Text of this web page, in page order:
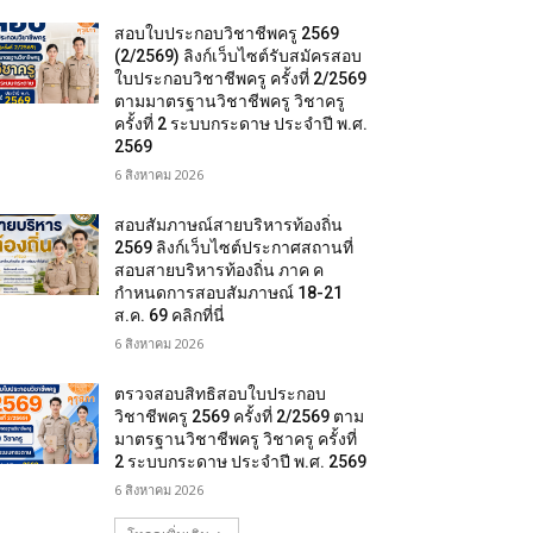
สอบใบประกอบวิชาชีพครู 2569
(2/2569) ลิงก์เว็บไซต์รับสมัครสอบ
ใบประกอบวิชาชีพครู ครั้งที่ 2/2569
ตามมาตรฐานวิชาชีพครู วิชาครู
ครั้งที่ 2 ระบบกระดาษ ประจำปี พ.ศ.
2569
6 สิงหาคม 2026
สอบสัมภาษณ์สายบริหารท้องถิ่น
2569 ลิงก์เว็บไซต์ประกาศสถานที่
สอบสายบริหารท้องถิ่น ภาค ค
กำหนดการสอบสัมภาษณ์ 18-21
ส.ค. 69 คลิกที่นี่
6 สิงหาคม 2026
ตรวจสอบสิทธิสอบใบประกอบ
วิชาชีพครู 2569 ครั้งที่ 2/2569 ตาม
มาตรฐานวิชาชีพครู วิชาครู ครั้งที่
2 ระบบกระดาษ ประจำปี พ.ศ. 2569
6 สิงหาคม 2026